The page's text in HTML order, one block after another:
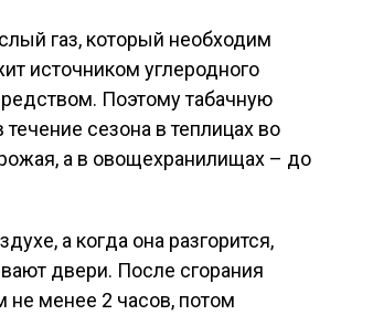
газ, который необходим
источником углеродного
Поэтому табачную
сезона в теплицах во
а в овощехранилищах – до
а когда она разгорится,
двери. После сгорания
менее 2 часов, потом